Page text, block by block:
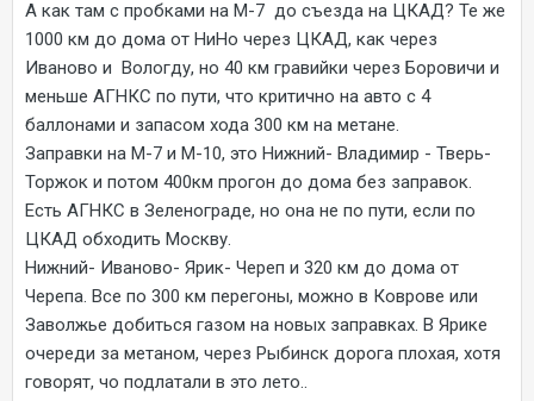
А как там с пробками на М-7 до съезда на ЦКАД? Те же
1000 км до дома от НиНо через ЦКАД, как через
Иваново и Вологду, но 40 км гравийки через Боровичи и
меньше АГНКС по пути, что критично на авто с 4
баллонами и запасом хода 300 км на метане.
Заправки на М-7 и М-10, это Нижний- Владимир - Тверь-
Торжок и потом 400км прогон до дома без заправок.
Есть АГНКС в Зеленограде, но она не по пути, если по
ЦКАД обходить Москву.
Нижний- Иваново- Ярик- Череп и 320 км до дома от
Черепа. Все по 300 км перегоны, можно в Коврове или
Заволжье добиться газом на новых заправках. В Ярике
очереди за метаном, через Рыбинск дорога плохая, хотя
говорят, чо подлатали в это лето..